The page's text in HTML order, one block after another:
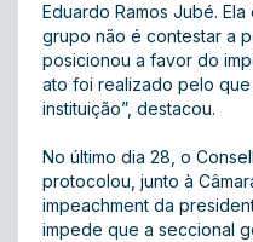
Eduardo Ramos Jubé.
grupo não é contestar a
posicionou a favor do
ato foi realizado pelo
instituição”, destacou.
No último dia 28, o
protocolou, junto à
impeachment da
impede que a seccional